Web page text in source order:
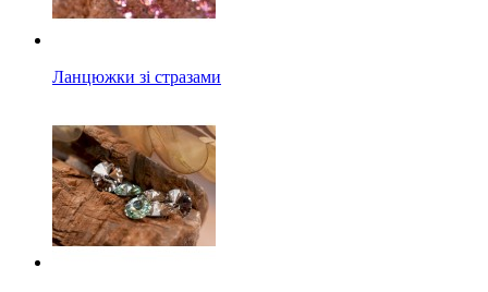
Ланцюжки зі стразами